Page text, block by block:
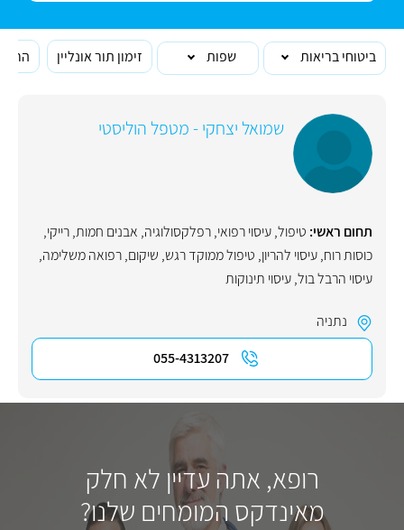
ביטוחי בריאות שפות זימון תור אונליין
שמואל יצחקי - מטפל הוליסטי
תחום ראשי: טיפול,עיסוי רפואי,רפלקסולוגיה, אבנים חמות,רייקי,
כוסות רוח,עיסוי להריון, טיפול ממוקד רגש, שיקום,רפואה משלימה,
עיסוי הרבל בול,עיסוי תינוקות
נתניה
055-4313207
רופא, אתה עדיין לא חלק
מאינדקס המומחים שלנו?